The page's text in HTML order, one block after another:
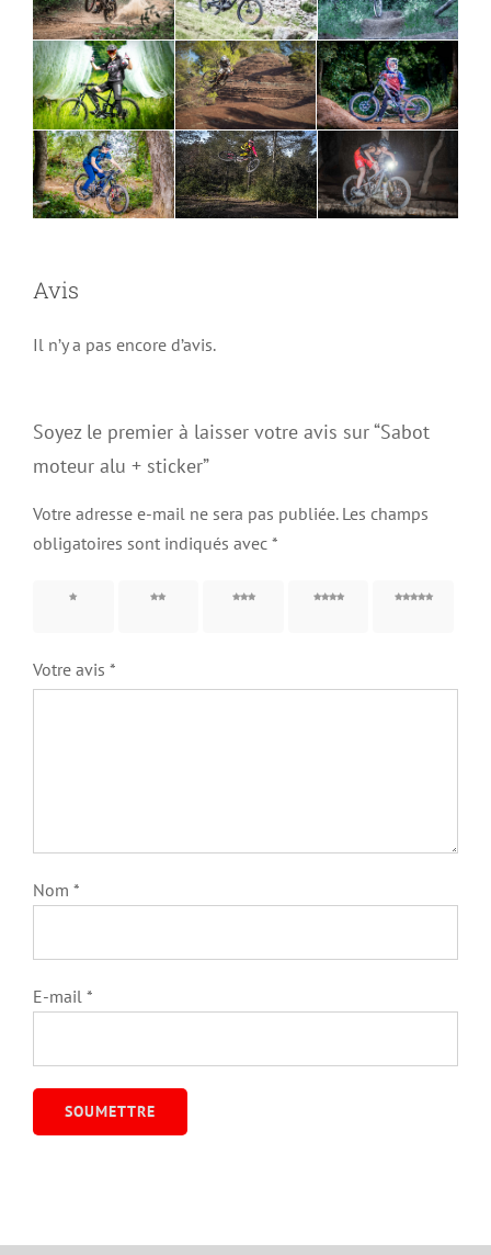
Avis
Il n’y a pas encore d’avis.
Soyez le premier à laisser votre avis sur “Sabot
moteur alu + sticker”
Votre adresse e-mail ne sera pas publiée. Les champs
obligatoires sont indiqués avec *
1 étoile
2 étoiles
3 étoiles
4 étoiles
5 étoiles
Votre avis *
Nom *
E-mail *